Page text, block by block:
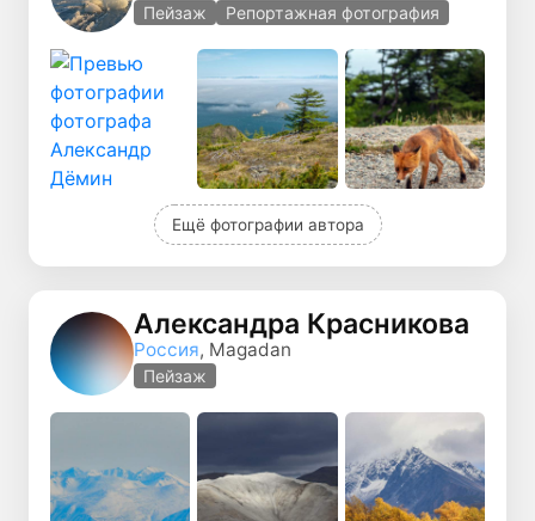
Пейзаж Репортажная фотография
Ещё фотографии автора
Александра Красникова
Россия, Magadan
Пейзаж